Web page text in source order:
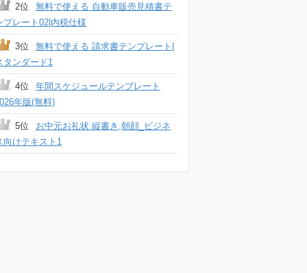
2位
無料で使える 自動車販売見積書テ
プレート02|内税仕様
3位
無料で使える 請求書テンプレート|
タンダード1
4位
年間スケジュールテンプレート
年版(無料)
5位
お中元お礼状 縦書き,朝顔_ビジネ
向けテキスト1